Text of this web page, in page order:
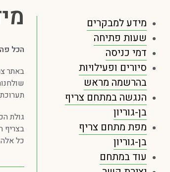
מידע למבקרים
שעות פתיחה
דמי כניסה
סיורים ופעילויות
בהרשמה מראש
הנגשה במתחם צריף
בן-גוריון
מפת מתחם צריף
בן-גוריון
עוד במתחם
הכל
באתר
גולת
בצריף
כל